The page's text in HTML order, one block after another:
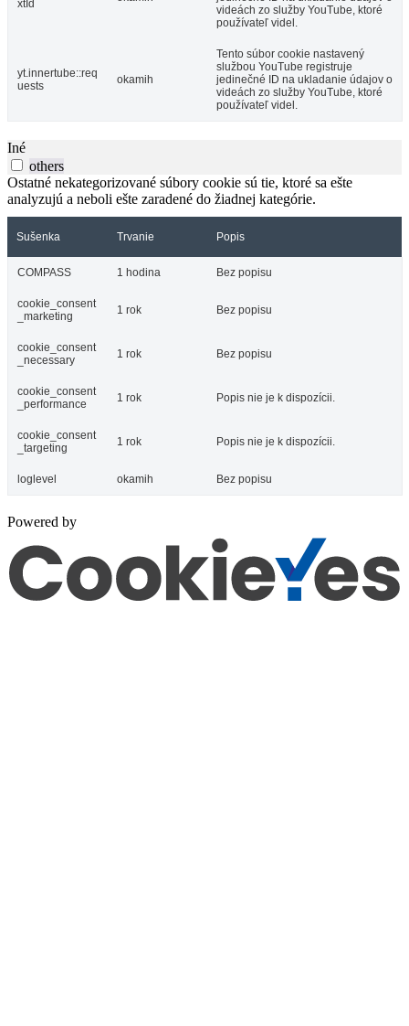
xtId
videách zo služby YouTube, ktoré
používateľ videl.
yt.innertube::req
uests
okamih
Tento súbor cookie nastavený
službou YouTube registruje
jedinečné ID na ukladanie údajov o
videách zo služby YouTube, ktoré
používateľ videl.
Iné
others
Ostatné nekategorizované súbory cookie sú tie, ktoré sa ešte
analyzujú a neboli ešte zaradené do žiadnej kategórie.
Sušenka Trvanie Popis
COMPASS 1 hodina Bez popisu
cookie_consent
_marketing
1 rok Bez popisu
cookie_consent
_necessary
1 rok Bez popisu
cookie_consent
_performance
1 rok Popis nie je k dispozícii.
cookie_consent
_targeting
1 rok Popis nie je k dispozícii.
loglevel okamih Bez popisu
Powered by